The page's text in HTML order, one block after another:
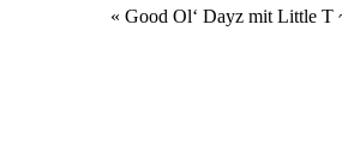
Veranstaltung
« Good Ol‘ Dayz mit Little T